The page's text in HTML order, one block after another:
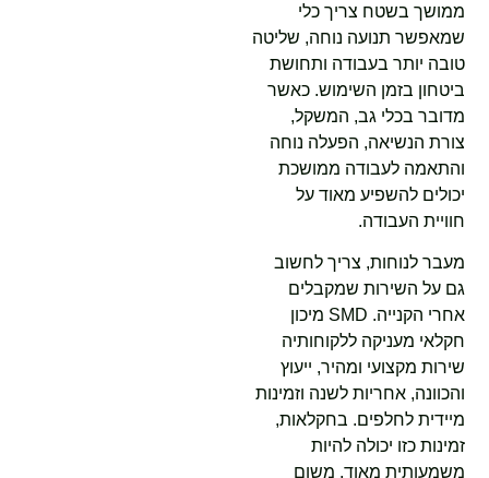
ממושך בשטח צריך כלי
שמאפשר תנועה נוחה, שליטה
טובה יותר בעבודה ותחושת
ביטחון בזמן השימוש. כאשר
מדובר בכלי גב, המשקל,
צורת הנשיאה, הפעלה נוחה
והתאמה לעבודה ממושכת
יכולים להשפיע מאוד על
חוויית העבודה.
מעבר לנוחות, צריך לחשוב
גם על השירות שמקבלים
אחרי הקנייה. SMD מיכון
חקלאי מעניקה ללקוחותיה
שירות מקצועי ומהיר, ייעוץ
והכוונה, אחריות לשנה וזמינות
מיידית לחלפים. בחקלאות,
זמינות כזו יכולה להיות
משמעותית מאוד, משום